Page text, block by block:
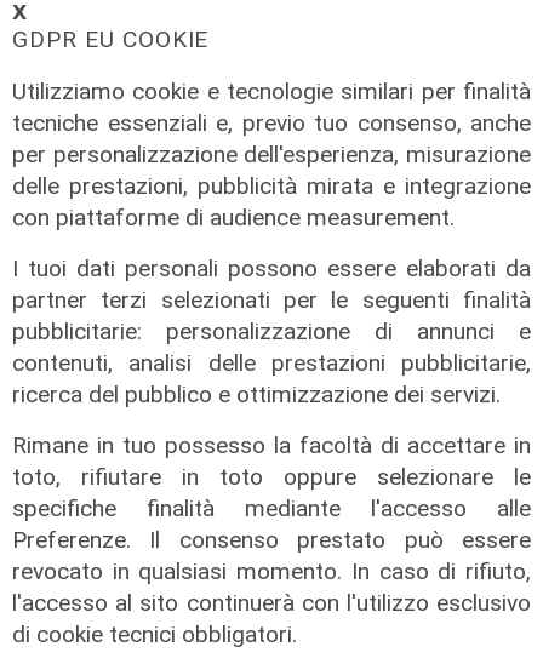
𝗫
GDPR EU COOKIE
Utilizziamo cookie e tecnologie similari per finalità
tecniche essenziali e, previo tuo consenso, anche
per personalizzazione dell'esperienza, misurazione
delle prestazioni, pubblicità mirata e integrazione
con piattaforme di audience measurement.
I tuoi dati personali possono essere elaborati da
partner terzi selezionati per le seguenti finalità
pubblicitarie: personalizzazione di annunci e
contenuti, analisi delle prestazioni pubblicitarie,
ricerca del pubblico e ottimizzazione dei servizi.
Rimane in tuo possesso la facoltà di accettare in
toto, rifiutare in toto oppure selezionare le
specifiche finalità mediante l'accesso alle
Preferenze. Il consenso prestato può essere
revocato in qualsiasi momento. In caso di rifiuto,
l'accesso al sito continuerà con l'utilizzo esclusivo
di cookie tecnici obbligatori.
Grande caldo, animali domestici a
rischio: i consigli del veterinario
20/07/2022
di Anna Li Vigni